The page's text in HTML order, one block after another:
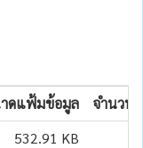
ดแฟ้มข้อมูล
จำนวนเ
532.91 KB